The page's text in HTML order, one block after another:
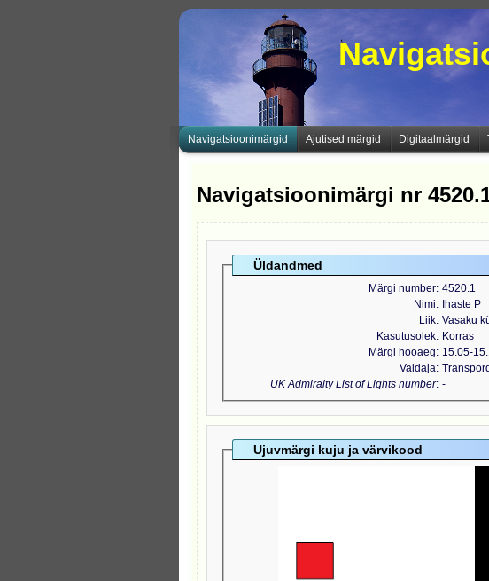
Navigatsioonimärgid Ajutised märgid Digitaalmärgid
Navigatsioonimärgi nr
Üldandmed
Märgi number 4520.1
Nimi
Ihaste P
Liik Vasaku
Kasutusolek
Korras
Märgi hooaeg
15.05-
Valdaja
UK Admiralty List of Lights number -
Ujuvmärgi kuju ja värvikood